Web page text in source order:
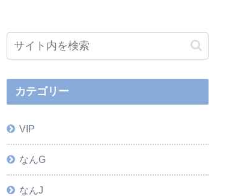
カテゴリー
VIP
なんG
なんJ